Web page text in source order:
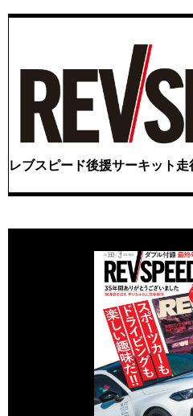
レブスピード後援サーキット